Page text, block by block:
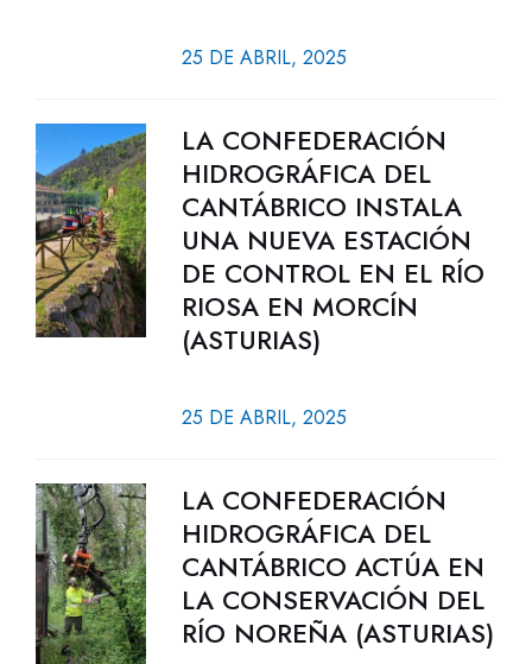
25 DE ABRIL, 2025
LA CONFEDERACIÓN
HIDROGRÁFICA DEL
CANTÁBRICO INSTALA
UNA NUEVA ESTACIÓN
DE CONTROL EN EL RÍO
RIOSA EN MORCÍN
(ASTURIAS)
25 DE ABRIL, 2025
LA CONFEDERACIÓN
HIDROGRÁFICA DEL
CANTÁBRICO ACTÚA EN
LA CONSERVACIÓN DEL
RÍO NOREÑA (ASTURIAS)